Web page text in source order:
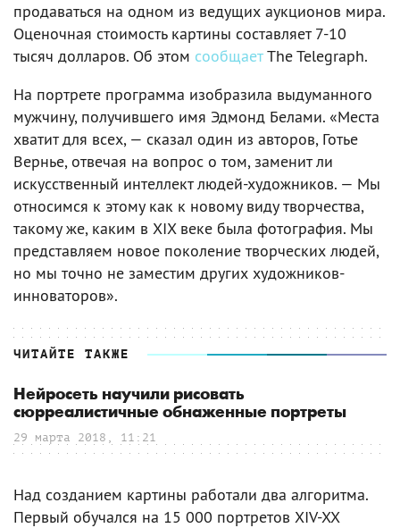
продаваться на одном из ведущих аукционов мира.
Оценочная стоимость картины составляет 7-10
тысяч долларов. Об этом сообщаетThe Telegraph.
На портрете программа изобразила выдуманного
мужчину, получившего имя Эдмонд Белами. «Места
хватит для всех, — сказал один из авторов, Готье
Вернье, отвечая на вопрос о том, заменит ли
искусственный интеллект людей-художников. — Мы
относимся к этому как к новому виду творчества,
такому же, каким в XIX веке была фотография. Мы
представляем новое поколение творческих людей,
но мы точно не заместим других художников-
инноваторов».
ЧИТАЙТЕ ТАКЖЕ
Нейросеть научили рисовать
сюрреалистичные обнаженные портреты
29 марта 2018, 11:21
Над созданием картины работали два алгоритма.
Первый обучался на 15 000 портретов XIV-XX